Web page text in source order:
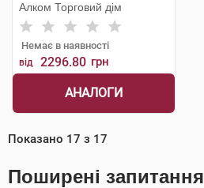
Алком Торговий дім
Немає в наявності
від 2296.80 грн
АНАЛОГИ
Показано 17 з 17
Поширені запитання